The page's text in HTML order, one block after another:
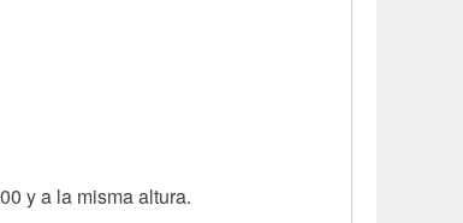
y a la misma altura.